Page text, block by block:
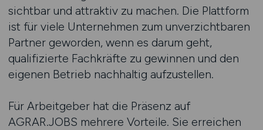
sichtbar und attraktiv zu machen. Die Plattform
ist für viele Unternehmen zum unverzichtbaren
Partner geworden, wenn es darum geht,
qualifizierte Fachkräfte zu gewinnen und den
eigenen Betrieb nachhaltig aufzustellen.
Für Arbeitgeber hat die Präsenz auf
AGRAR.JOBS mehrere Vorteile. Sie erreichen